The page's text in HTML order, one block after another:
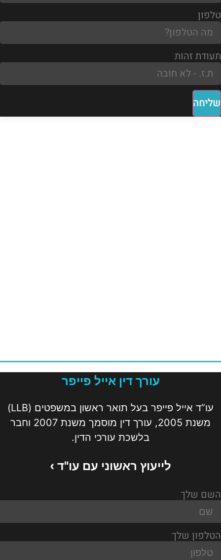
טלפון
תעודת זהות
שליחה
עורך דין אייל פייפר
עו”ד אייל פייפר בעל תואר ראשון במשפטים (LLB)
משנת 2005, עורך דין מוסמך משנת 2007 וחבר
בלשכת עורכי הדין.
לייעוץ ראשוני עם עו"ד ›
השם שלך
הטלפון שלך